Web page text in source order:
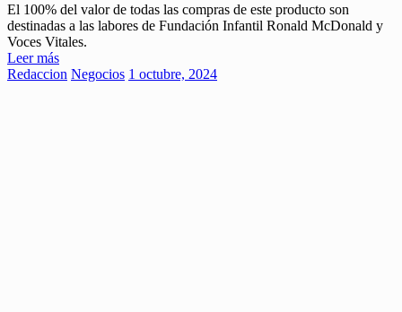
El 100% del valor de todas las compras de este producto son
destinadas a las labores de Fundación Infantil Ronald McDonald y
Voces Vitales.
Leer más
Redaccion Negocios 1 octubre, 2024